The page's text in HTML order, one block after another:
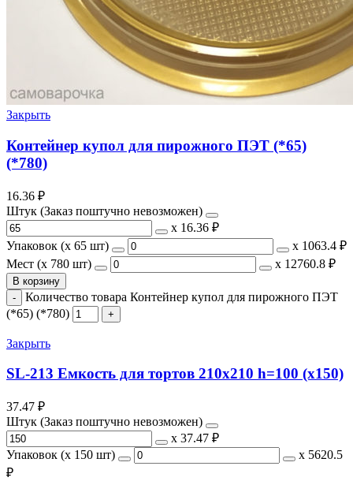
Закрыть
Контейнер купол для пирожного ПЭТ (*65)
(*780)
16.36 ₽
Штук (Заказ поштучно невозможен)
х 16.36 ₽
Упаковок (x 65 шт)
х 1063.4 ₽
Мест (x 780 шт)
х 12760.8 ₽
В корзину
Количество товара Контейнер купол для пирожного ПЭТ
(*65) (*780)
Закрыть
SL-213 Емкость для тортов 210х210 h=100 (х150)
37.47 ₽
Штук (Заказ поштучно невозможен)
х 37.47 ₽
Упаковок (x 150 шт)
х 5620.5
₽